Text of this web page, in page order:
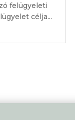
felügyeleti
célja...